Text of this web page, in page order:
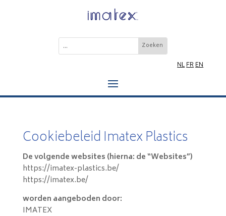
NLFREN
Cookiebeleid Imatex Plastics
De volgende websites (hierna: de “Websites”)
https://imatex-plastics.be/
https://imatex.be/
worden aangeboden door:
IMATEX